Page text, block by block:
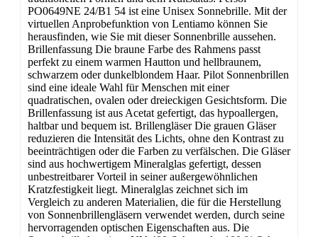
PO0649NE 24/B1 54 ist eine Unisex Sonnebrille. Mit der
virtuellen Anprobefunktion von Lentiamo können Sie
herausfinden, wie Sie mit dieser Sonnenbrille aussehen.
Brillenfassung Die braune Farbe des Rahmens passt
perfekt zu einem warmen Hautton und hellbraunem,
schwarzem oder dunkelblondem Haar. Pilot Sonnenbrillen
sind eine ideale Wahl für Menschen mit einer
quadratischen, ovalen oder dreieckigen Gesichtsform. Die
Brillenfassung ist aus Acetat gefertigt, das hypoallergen,
haltbar und bequem ist. Brillengläser Die grauen Gläser
reduzieren die Intensität des Lichts, ohne den Kontrast zu
beeinträchtigen oder die Farben zu verfälschen. Die Gläser
sind aus hochwertigem Mineralglas gefertigt, dessen
unbestreitbarer Vorteil in seiner außergewöhnlichen
Kratzfestigkeit liegt. Mineralglas zeichnet sich im
Vergleich zu anderen Materialien, die für die Herstellung
von Sonnenbrillen­gläsern verwendet werden, durch seine
hervorragenden optischen Eigenschaften aus. Die